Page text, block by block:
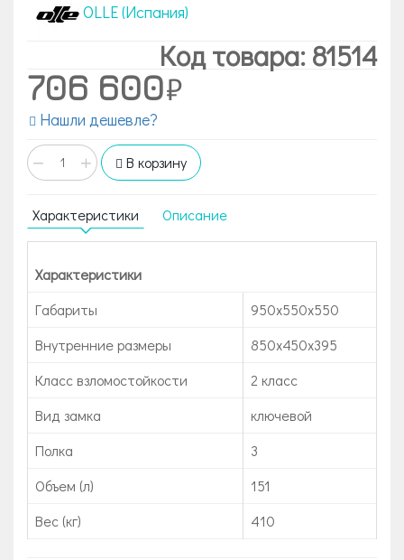
OLLE (Испания)
Код товара: 81514
706 600
Нашли дешевле?
− + В корзину
Характеристики Описание
Характеристики
Габариты
950х550х550
Внутренние размеры
850х450х395
Класс взломостойкости
2 класс
Вид замка
ключевой
Полка
3
Объем (л)
151
Вес (кг)
410